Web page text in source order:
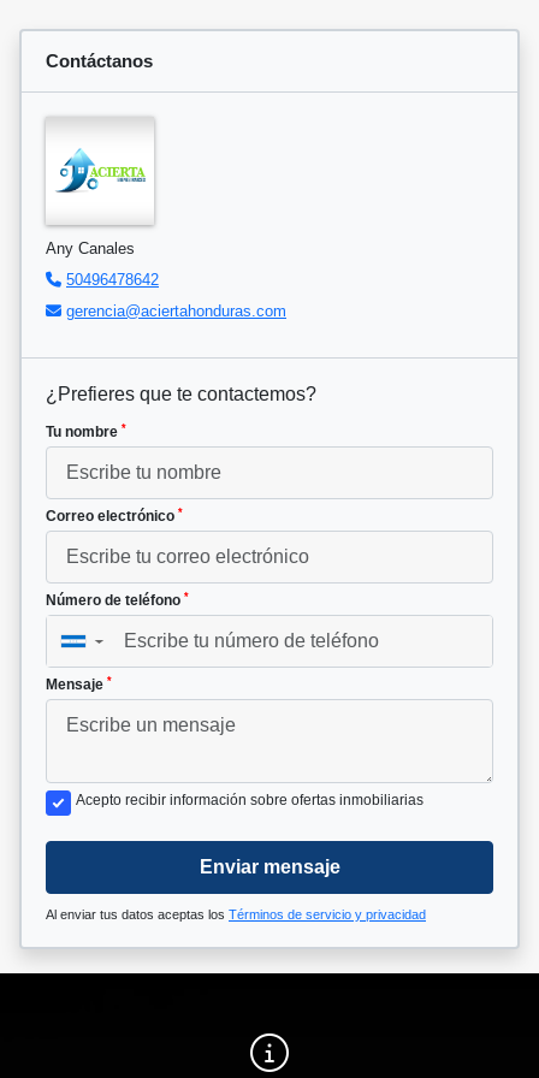
Contáctanos
Any Canales
50496478642
gerencia@aciertahonduras.com
¿Prefieres que te contactemos?
Tu nombre *
Correo electrónico *
Número de teléfono *
▼
Mensaje *
Acepto recibir información sobre ofertas inmobiliarias
Enviar mensaje
Al enviar tus datos aceptas los Términos de servicio y privacidad